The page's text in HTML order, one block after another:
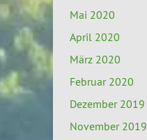
Mai 2020
April 2020
März 2020
Februar 2020
Dezember 2019
November 2019